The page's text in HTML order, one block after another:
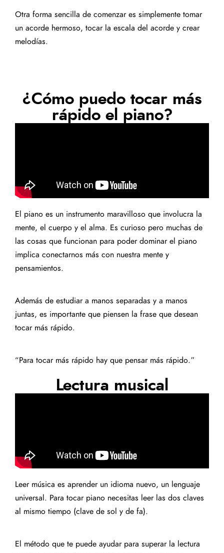
Otra forma sencilla de comenzar es simplemente tomar
un acorde hermoso, tocar la escala del acorde y crear
melodías.
¿Cómo puedo tocar más
rápido el piano?
El piano es un instrumento maravilloso que involucra la
mente, el cuerpo y el alma. Es curioso pero muchas de
las cosas que funcionan para poder dominar el piano
implica conectarnos más con nuestra mente y
pensamientos.
Además de estudiar a manos separadas y a manos
juntas, es importante que piensen la frase que desean
tocar más rápido.
“Para tocar más rápido hay que pensar más rápido.”
Lectura musical
Leer música es aprender un idioma nuevo, un lenguaje
universal. Para tocar piano necesitas leer las dos claves
al mismo tiempo (clave de sol y de fa).
El método que te puede ayudar para superar la lectura